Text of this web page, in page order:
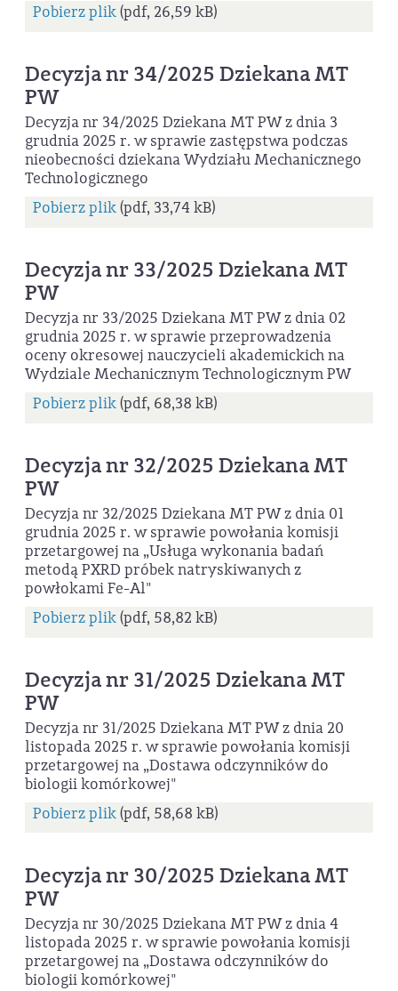
Pobierz plik(pdf, 26,59 kB)
Decyzja nr 34/2025 Dziekana MT
PW
Decyzja nr 34/2025 Dziekana MT PW z dnia 3
grudnia 2025 r. w sprawie zastępstwa podczas
nieobecności dziekana Wydziału Mechanicznego
Technologicznego
Pobierz plik(pdf, 33,74 kB)
Decyzja nr 33/2025 Dziekana MT
PW
Decyzja nr 33/2025 Dziekana MT PW z dnia 02
grudnia 2025 r. w sprawie przeprowadzenia
oceny okresowej nauczycieli akademickich na
Wydziale Mechanicznym Technologicznym PW
Pobierz plik(pdf, 68,38 kB)
Decyzja nr 32/2025 Dziekana MT
PW
Decyzja nr 32/2025 Dziekana MT PW z dnia 01
grudnia 2025 r. w sprawie powołania komisji
przetargowej na „Usługa wykonania badań
metodą PXRD próbek natryskiwanych z
powłokami Fe-Al"
Pobierz plik(pdf, 58,82 kB)
Decyzja nr 31/2025 Dziekana MT
PW
Decyzja nr 31/2025 Dziekana MT PW z dnia 20
listopada 2025 r. w sprawie powołania komisji
przetargowej na „Dostawa odczynników do
biologii komórkowej"
Pobierz plik(pdf, 58,68 kB)
Decyzja nr 30/2025 Dziekana MT
PW
Decyzja nr 30/2025 Dziekana MT PW z dnia 4
listopada 2025 r. w sprawie powołania komisji
przetargowej na „Dostawa odczynników do
biologii komórkowej"